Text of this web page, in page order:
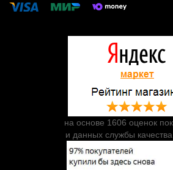
на основе 1606 оценок
и данных службы